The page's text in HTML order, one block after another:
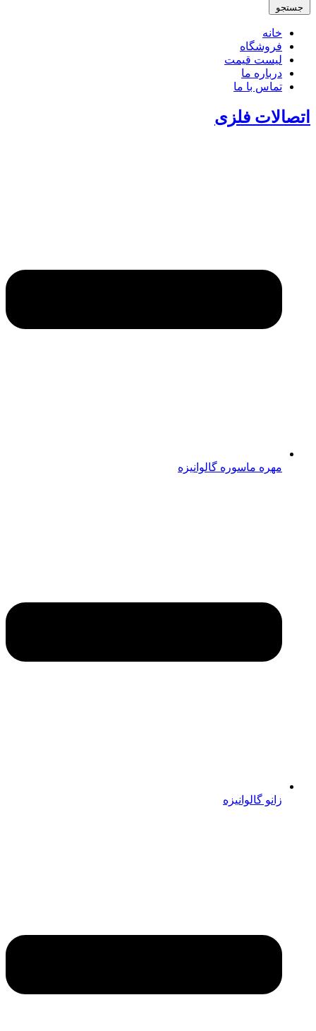
جستجو
خانه
فروشگاه
لیست قیمت
درباره ما
تماس با ما
اتصالات فلزی
مهره ماسوره گالوانیزه
زانو گالوانیزه